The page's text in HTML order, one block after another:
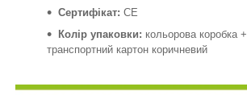
Сертифікат: CE
Колір упаковки: кольорова коробка +
транспортний картон коричневий